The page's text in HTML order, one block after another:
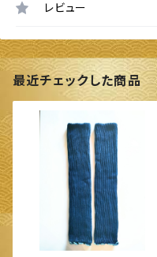
レビュー
最近チェックした商品